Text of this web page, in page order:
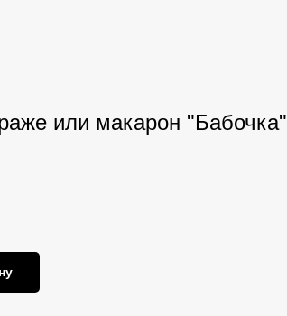
или макарон "Бабочка"